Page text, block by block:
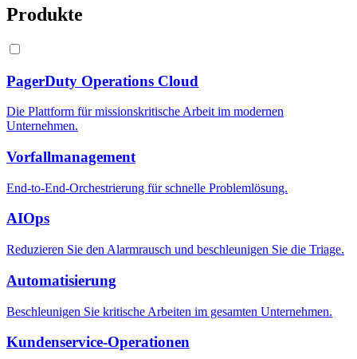
Produkte
PagerDuty Operations Cloud
Die Plattform für missionskritische Arbeit im modernen
Unternehmen.
Vorfallmanagement
End-to-End-Orchestrierung für schnelle Problemlösung.
AIOps
Reduzieren Sie den Alarmrausch und beschleunigen Sie die Triage.
Automatisierung
Beschleunigen Sie kritische Arbeiten im gesamten Unternehmen.
Kundenservice-Operationen